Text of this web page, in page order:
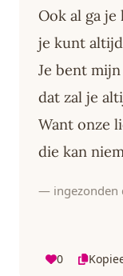
Ook al ga
je kunt
Je bent
dat zal je
Want onze
die kan
— ingezonden
0